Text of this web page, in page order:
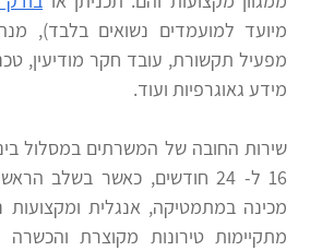
מיועד למועמדים נשואים בלבד),
מידע גאוגרפיות ועוד.
שירות החובה של המשרתים במסלול
16 ל- 24 חודשים, כאשר בשלב
מכינה במתמטיקה, אנגלית ומקצועות
מתקיימות טירונות מקוצרת והכשרה